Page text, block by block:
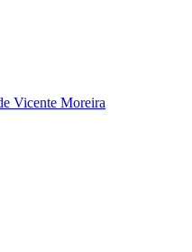
Vicente Moreira